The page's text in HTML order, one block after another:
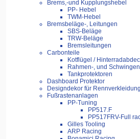
Brems,-und Kupplungshebel
PP- Hebel
TWM-Hebel
Bremsbeläge-, Leitungen
SBS-Beläge
TRW-Beläge
Bremsleitungen
Carbonteile
Kotflügel /
Rahmen-, und
Tankprotektoren
Dashboard Protektor
Designdekor für Rennverkleidung
Fußrastenanlagen
PP-Tuning
PP517.F
PP517FRV-Full
Gilles Tooling
ARP Racing